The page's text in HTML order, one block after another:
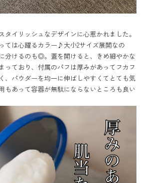
タイリッシュなデザインに心惹かれました。
ては心躍るカラー♪大小2サイズ展開なの
分けるのも◎。蓋を開けると、きめ細やかな
っており、付属のパフは厚みがあってフカフ
、パウダーを均一に伸ばしやすくてとても気
もあって容器が無駄にならないところも良い